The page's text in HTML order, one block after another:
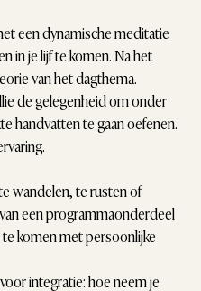
een dynamische meditatie
in je lijf te komen. Na het
van het dagthema.
de gelegenheid om onder
handvatten te gaan oefenen.
wandelen, te rusten of
een programmaonderdeel
komen metpersoonlijke
integratie: hoe neem je